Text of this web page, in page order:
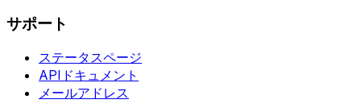
サポート
ステータスページ
APIドキュメント
メールアドレス